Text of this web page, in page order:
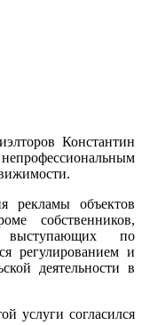
Константин
рекламы объектов
собственников,
выступающих по
регулированием и
деятельности в
услуги согласился